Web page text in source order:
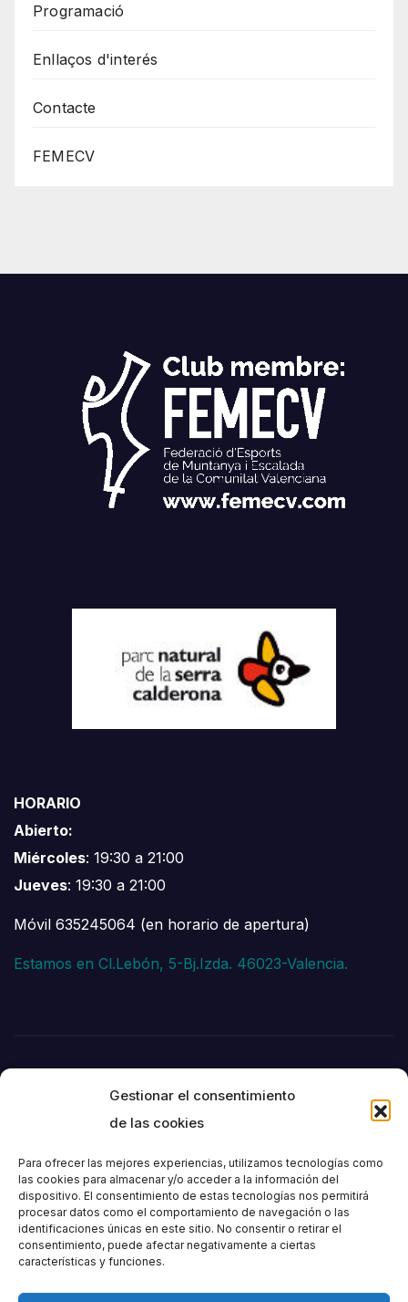
Gestionar el consentimiento
de las cookies
Para ofrecer las mejores experiencias, utilizamos tecnologías como
las cookies para almacenar y/o acceder a la información del
dispositivo. El consentimiento de estas tecnologías nos permitirá
procesar datos como el comportamiento de navegación o las
identificaciones únicas en este sitio. No consentir o retirar el
consentimiento, puede afectar negativamente a ciertas
características y funciones.
Programació
Enllaços d'interés
Contacte
FEMECV
HORARIO
Abierto:
Miércoles: 19:30 a 21:00
Jueves: 19:30 a 21:00
Móvil 635245064 (en horario de apertura)
Estamos en Cl.Lebón, 5-Bj.Izda. 46023-Valencia.
Societat
Excursionista de